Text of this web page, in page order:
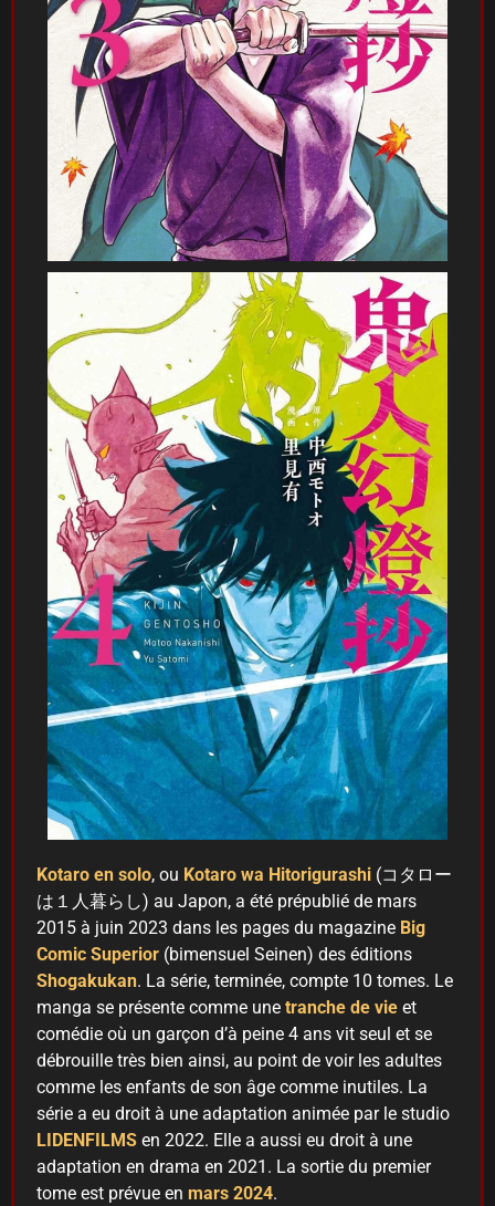
Kotaro en solo, ou Kotaro wa Hitorigurashi (コタロー
は１人暮らし) au Japon, a été prépublié de mars
2015 à juin 2023 dans les pages du magazine Big
Comic Superior (bimensuel Seinen) des éditions
Shogakukan. La série, terminée, compte 10 tomes. Le
manga se présente comme une tranche de vie et
comédie où un garçon d’à peine 4 ans vit seul et se
débrouille très bien ainsi, au point de voir les adultes
comme les enfants de son âge comme inutiles. La
série a eu droit à une adaptation animée par le studio
LIDENFILMS en 2022. Elle a aussi eu droit à une
adaptation en drama en 2021. La sortie du premier
tome est prévue en mars 2024.